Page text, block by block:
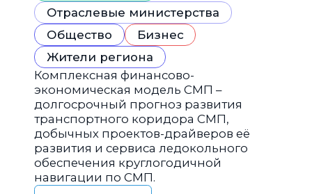
Отраслевые министерства
Общество
Бизнес
Жители региона
Комплексная финансово-
экономическая модель СМП –
долгосрочный прогноз развития
транспортного коридора СМП,
добычных проектов-драйверов её
развития и сервиса ледокольного
обеспечения круглогодичной
навигации по СМП.